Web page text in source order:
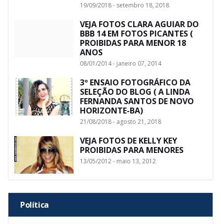
19/09/2018 - setembro 18, 2018
VEJA FOTOS CLARA AGUIAR DO
BBB 14 EM FOTOS PICANTES (
PROIBIDAS PARA MENOR 18
ANOS
08/01/2014 - janeiro 07, 2014
3º ENSAIO FOTOGRÁFICO DA
SELEÇÃO DO BLOG ( A LINDA
FERNANDA SANTOS DE NOVO
HORIZONTE-BA)
21/08/2018 - agosto 21, 2018
VEJA FOTOS DE KELLY KEY
PROIBIDAS PARA MENORES
13/05/2012 - maio 13, 2012
Política